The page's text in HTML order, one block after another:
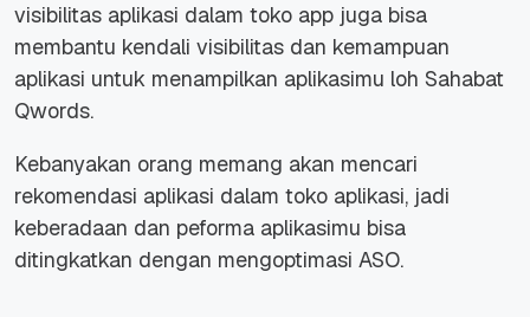
visibilitas aplikasi dalam toko app juga bisa
membantu kendali visibilitas dan kemampuan
aplikasi untuk menampilkan aplikasimu loh Sahabat
Qwords.
Kebanyakan orang memang akan mencari
rekomendasi aplikasi dalam toko aplikasi, jadi
keberadaan dan peforma aplikasimu bisa
ditingkatkan dengan mengoptimasi ASO.